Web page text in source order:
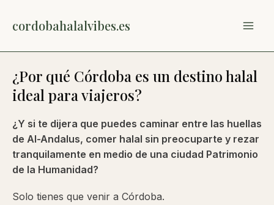
cordobahalalvibes.es
¿Por qué Córdoba es un destino halal
ideal para viajeros?
¿Y si te dijera que puedes caminar entre las huellas
de Al-Andalus, comer halal sin preocuparte y rezar
tranquilamente en medio de una ciudad Patrimonio
de la Humanidad?
Solo tienes que venir a Córdoba.